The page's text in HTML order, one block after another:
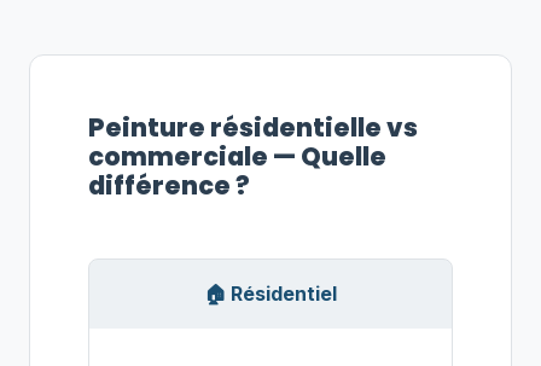
Peinture résidentielle vs
commerciale — Quelle
différence ?
🏠 Résidentiel